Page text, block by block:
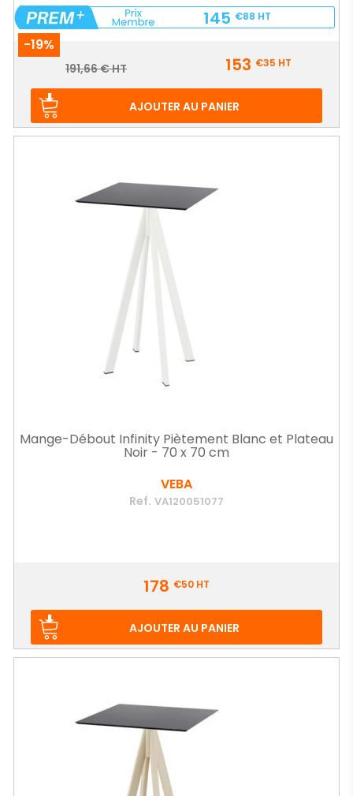
145 €88 HT
-19%
Prix
Prix
191,66 € HT 153 €35 HT
AJOUTER AU PANIER
Mange-Débout Infinity Piètement Blanc et Plateau
Noir - 70 x 70 cm
VEBA
Ref. VA120051077
178 €50 HT
AJOUTER AU PANIER